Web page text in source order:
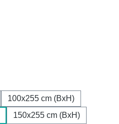
100x255 cm (BxH)
150x255 cm (BxH)